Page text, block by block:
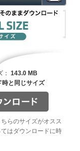
： 143.0 MB
時と同じサイズ
らのサイズがオスス
はダウンロードに時